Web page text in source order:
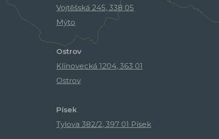
Vojtěšská 245, 338 05
Mýto
Ostrov
Klínovecká 1204, 363 01
Ostrov
Písek
Tylova 382/2, 397 01 Písek